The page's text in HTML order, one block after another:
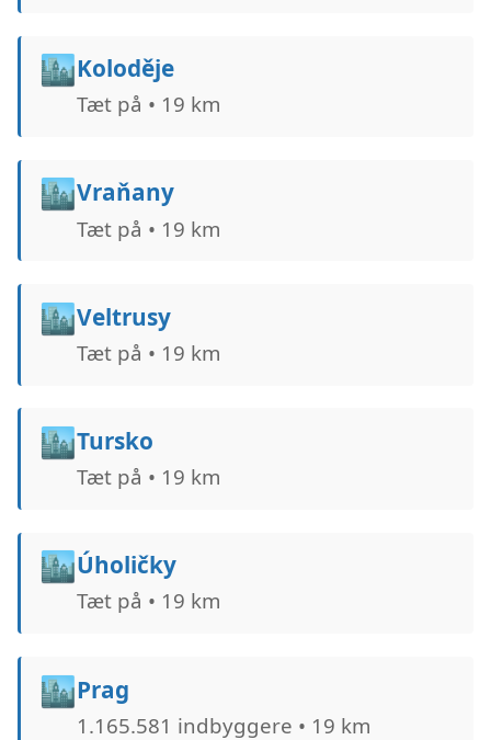
🏙️Koloděje
Tæt på • 19 km
🏙️Vraňany
Tæt på • 19 km
🏙️Veltrusy
Tæt på • 19 km
🏙️Tursko
Tæt på • 19 km
🏙️Úholičky
Tæt på • 19 km
🏙️Prag
1.165.581 indbyggere • 19 km